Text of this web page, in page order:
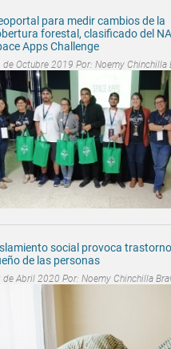
para medir cambios de la
forestal, clasificado del
Apps Challenge
de Octubre 2019 Por: Noemy Chinchilla
social provoca
de las personas
de Abril 2020 Por: Noemy Chinchilla